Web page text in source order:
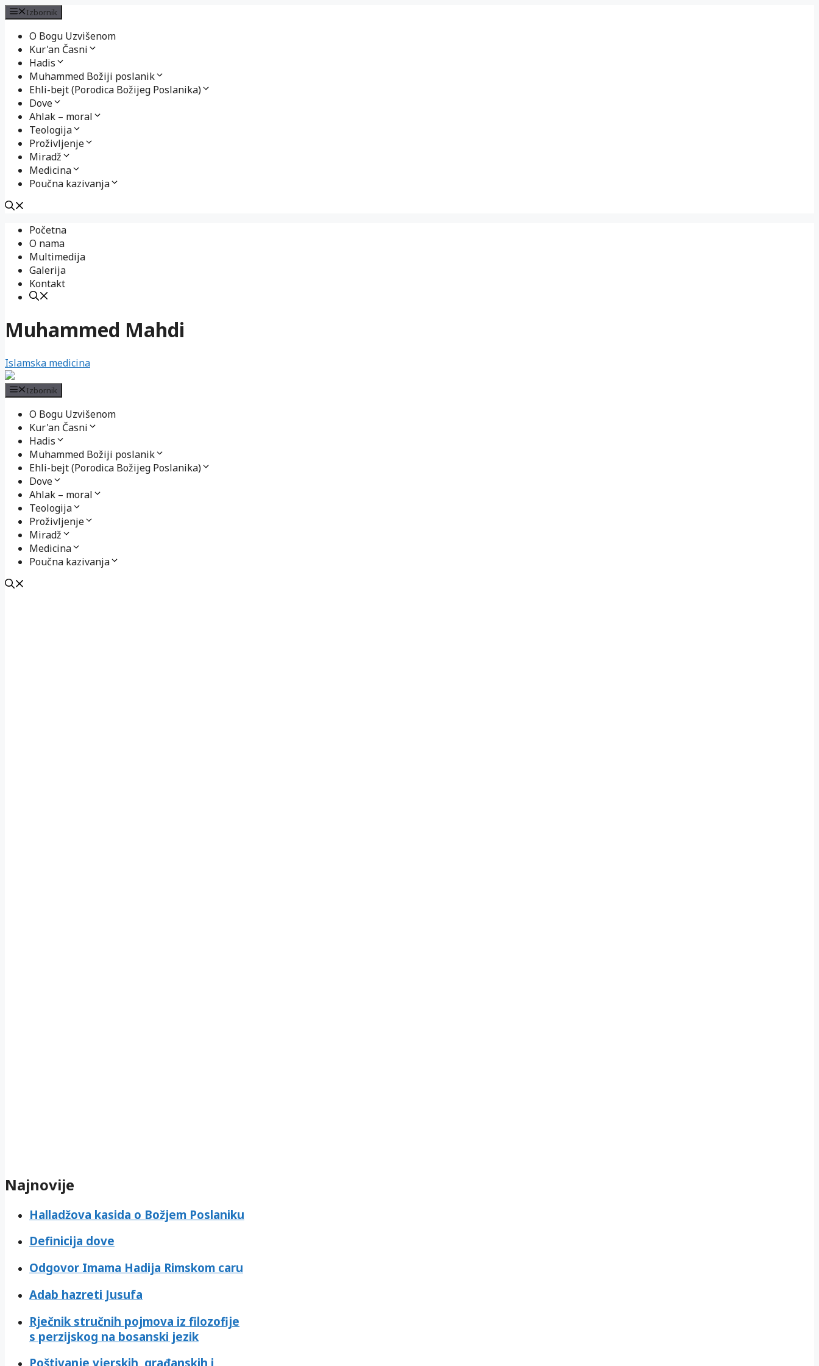
Izbornik
O Bogu Uzvišenom
Kur'an Časni
Hadis
Muhammed Božiji poslanik
Ehli-bejt (Porodica Božijeg Poslanika)
Dove
Ahlak – moral
Teologija
Proživljenje
Miradž
Medicina
Poučna kazivanja
sadržaj
Početna
O nama
Multimedija
Galerija
Kontakt
Muhammed Mahdi
Islamska medicina
Izbornik
O Bogu Uzvišenom
Kur'an Časni
Hadis
Muhammed Božiji poslanik
Ehli-bejt (Porodica Božijeg Poslanika)
Dove
Ahlak – moral
Teologija
Proživljenje
Miradž
Medicina
Poučna kazivanja
Najnovije
Halladžova kasida o Božjem Poslaniku
Definicija dove
Odgovor Imama Hadija Rimskom caru
Adab hazreti Jusufa
Rječnik stručnih pojmova iz filozofije
s perzijskog na bosanski jezik
Poštivanje vjerskih, građanskih i